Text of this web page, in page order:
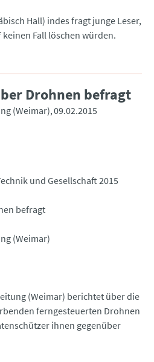
Hall) indes fragt junge Leser,
Fall löschen würden.
Drohnen befragt
(Weimar) 09.02.2015
und Gesellschaft 2015
befragt
(Weimar)
(Weimar) berichtet über die
ferngesteuerten Drohnen
ihnen gegenüber